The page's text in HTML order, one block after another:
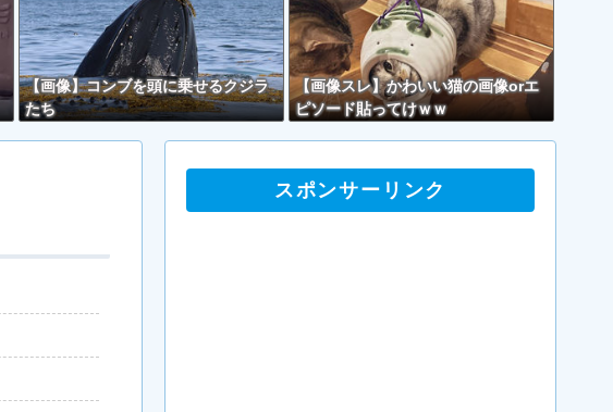
【画像】コンブを頭に乗せるクジラ
たち
【画像スレ】かわいい猫の画像orエ
ピソード貼ってけｗｗ
スポンサーリンク